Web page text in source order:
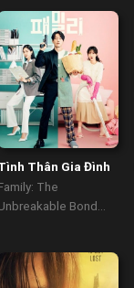
Thân Gia Đình
The
Bond